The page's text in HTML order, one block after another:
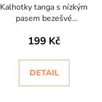
Kalhotky tanga s nízkým
pasem bezešvé
Intimidea
199 Kč
DETAIL